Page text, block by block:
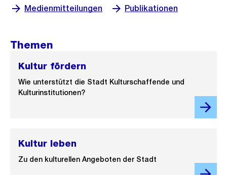
Medienmitteilungen Publikationen
Themen
Kultur fördern
Wie unterstützt die Stadt Kulturschaffende und
Kulturinstitutionen?
Kultur leben
Zu den kulturellen Angeboten der Stadt